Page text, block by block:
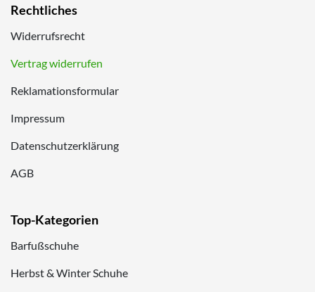
Rechtliches
Widerrufsrecht
Vertrag widerrufen
Reklamationsformular
Impressum
Datenschutzerklärung
AGB
Top-Kategorien
Barfußschuhe
Herbst & Winter Schuhe